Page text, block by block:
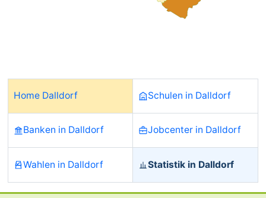
Home Dalldorf Schulen in Dalldorf
Banken in Dalldorf Jobcenter in Dalldorf
Wahlen in Dalldorf Statistik in Dalldorf